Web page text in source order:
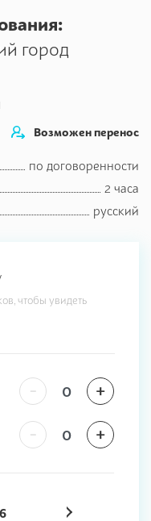
город
Возможен перенос
по договоренности
2 часа
русский
чтобы увидеть
- +
- +